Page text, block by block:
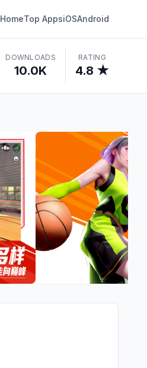
HomeTop AppsiOSAndroid
DOWNLOADS
10.0K
RATING
4.8 ★